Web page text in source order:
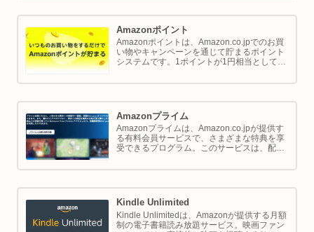
Amazonポイント
Amazonポイントは、Amazon.co.jpでのお買
い物やキャンペーンを通じて貯まるポイント
システムです。1ポイントが1円相当として、
では Amazon ポイントの使い方と貯め方を解
Amazonプライム
Amazonプライムは、Amazon.co.jpが提供す
る有料会員サービスで、さまざまな特典を享
受できるプログラム。このサービスは、配送
実、さらには限定割引までをカバーし、日常
Kindle Unlimited
Kindle Unlimitedは、Amazonが提供する月額
制の電子書籍読み放題サービス。映画ファン